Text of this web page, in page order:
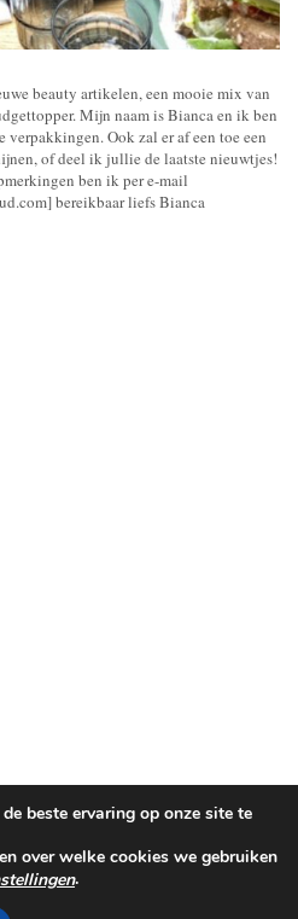
beauty artikelen, een mooie mix van
Mijn naam is Bianca en ik ben
Ook zal er af een toe een
of deel ik jullie de laatste nieuwtjes!
ben ik per e-mail
bereikbaar liefs Bianca
2014-2025
beste ervaring op onze site te
over welke cookies we gebruiken
.